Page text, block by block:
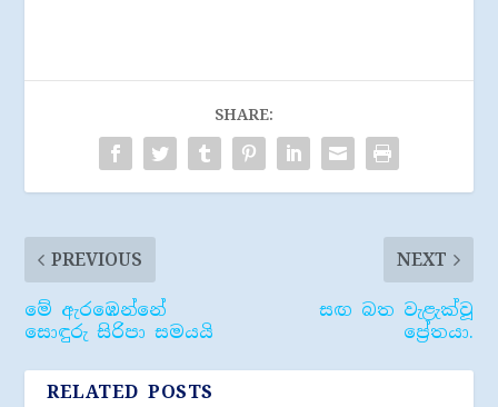
SHARE:
PREVIOUS
මේ ඇරඹෙන්නේ
සොඳුරු සිරිපා සමයයි
NEXT
සඟ බත වැළැක්වූ
ප්‍රේතයා.
RELATED POSTS